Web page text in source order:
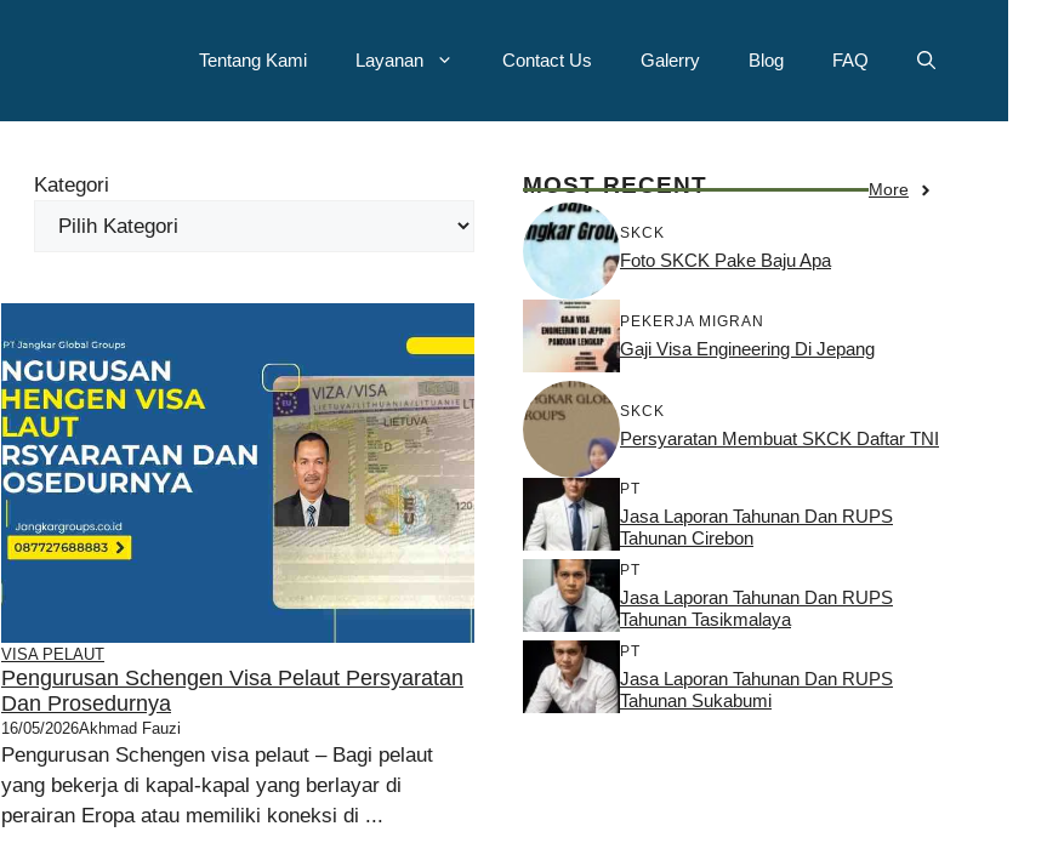
Tentang Kami Layanan Contact Us Galerry Blog FAQ
Kategori
VISA PELAUT
Pengurusan Schengen Visa Pelaut Persyaratan
Dan Prosedurnya
16/05/2026Akhmad Fauzi
Pengurusan Schengen visa pelaut – Bagi pelaut
yang bekerja di kapal-kapal yang berlayar di
perairan Eropa atau memiliki koneksi di ...
MOST RECENT More
SKCK
Foto SKCK Pake Baju Apa
PEKERJA MIGRAN
Gaji Visa Engineering Di Jepang
SKCK
Persyaratan Membuat SKCK Daftar TNI
PT
Jasa Laporan Tahunan Dan RUPS
Tahunan Cirebon
PT
Jasa Laporan Tahunan Dan RUPS
Tahunan Tasikmalaya
PT
Jasa Laporan Tahunan Dan RUPS
Tahunan Sukabumi